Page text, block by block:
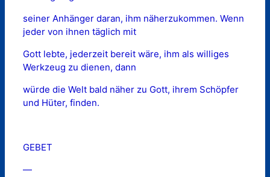
seiner Anhänger daran, ihm näherzukommen. Wenn
jeder von ihnen täglich mit
Gott lebte, jederzeit bereit wäre, ihm als williges
Werkzeug zu dienen, dann
würde die Welt bald näher zu Gott, ihrem Schöpfer
und Hüter, finden.
GEBET
—